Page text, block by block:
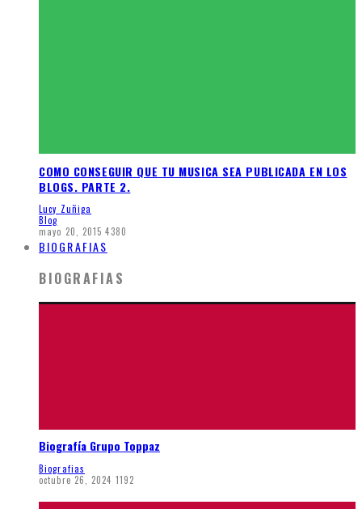
COMO CONSEGUIR QUE TU MUSICA SEA PUBLICADA EN LOS
BLOGS. PARTE 2.
Lucy Zuñiga
Blog
mayo 20, 2015 4380
BIOGRAFIAS
BIOGRAFIAS
Biografía Grupo Toppaz
Biografias
octubre 26, 2024 1192